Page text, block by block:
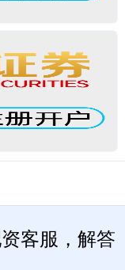
客服，解答